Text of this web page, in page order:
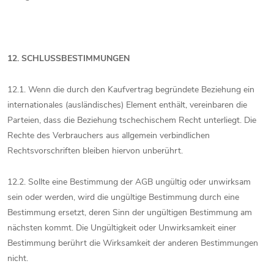
12. SCHLUSSBESTIMMUNGEN
12.1. Wenn die durch den Kaufvertrag begründete Beziehung ein
internationales (ausländisches) Element enthält, vereinbaren die
Parteien, dass die Beziehung tschechischem Recht unterliegt. Die
Rechte des Verbrauchers aus allgemein verbindlichen
Rechtsvorschriften bleiben hiervon unberührt.
12.2. Sollte eine Bestimmung der AGB ungültig oder unwirksam
sein oder werden, wird die ungültige Bestimmung durch eine
Bestimmung ersetzt, deren Sinn der ungültigen Bestimmung am
nächsten kommt. Die Ungültigkeit oder Unwirksamkeit einer
Bestimmung berührt die Wirksamkeit der anderen Bestimmungen
nicht.